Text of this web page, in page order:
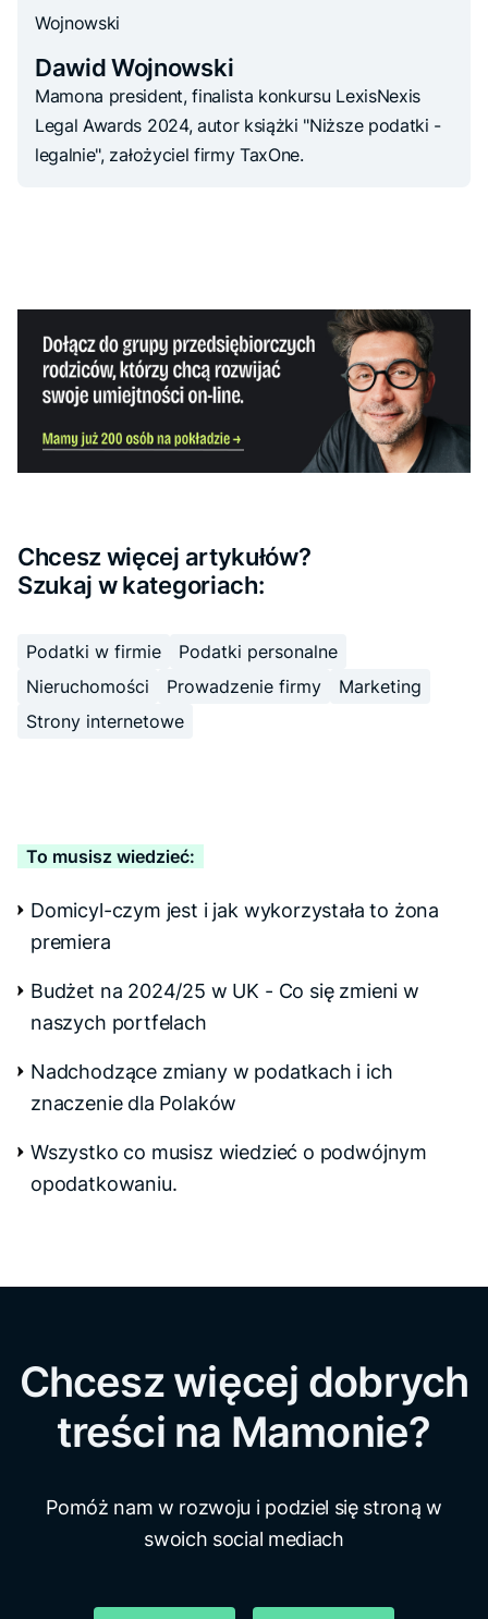
Dawid Wojnowski
Mamona president, finalista konkursu LexisNexis
Legal Awards 2024, autor książki "Niższe podatki -
legalnie", założyciel firmy TaxOne.
Chcesz więcej artykułów?
Szukaj w kategoriach:
Podatki w firmie
Podatki personalne
Nieruchomości
Prowadzenie firmy
Marketing
Strony internetowe
To musisz wiedzieć:
Domicyl-czym jest i jak wykorzystała to żona
premiera
Budżet na 2024/25 w UK - Co się zmieni w
naszych portfelach
Nadchodzące zmiany w podatkach i ich
znaczenie dla Polaków
Wszystko co musisz wiedzieć o podwójnym
opodatkowaniu.
Chcesz więcej dobrych
treści na Mamonie?
Pomóż nam w rozwoju i podziel się stroną w
swoich social mediach